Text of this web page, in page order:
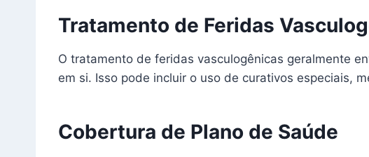
Tratamento de Feridas
O tratamento de feridas vasculogênicas geralmente
em si. Isso pode incluir o uso de curativos especiais,
Cobertura de Plano de Saúde